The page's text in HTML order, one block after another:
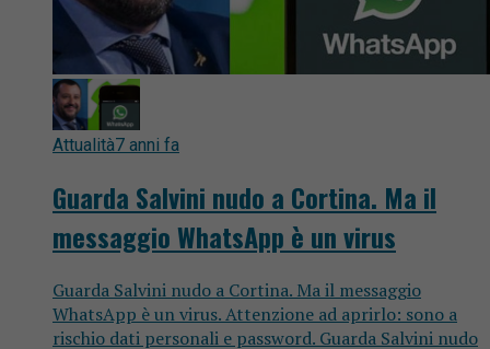
Attualità7 anni fa
Guarda Salvini nudo a Cortina. Ma il
messaggio WhatsApp è un virus
Guarda Salvini nudo a Cortina. Ma il messaggio
WhatsApp è un virus. Attenzione ad aprirlo: sono a
rischio dati personali e password. Guarda Salvini nudo